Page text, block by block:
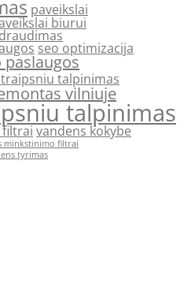
paveikslai
biurui
seo optimizacija
paslaugos
talpinimas
vilniuje
talpinimas
filtrai vandens kokybe
minkstinimo filtrai
tyrimas